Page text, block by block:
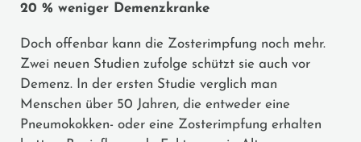
20 % weniger Demenzkranke
Doch offenbar kann die Zosterimpfung noch mehr.
Zwei neuen Studien zufolge schützt sie auch vor
Demenz. In der ersten Studie verglich man
Menschen über 50 Jahren, die entweder eine
Pneumokokken- oder eine Zosterimpfung erhalten